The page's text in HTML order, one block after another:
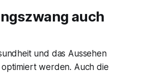
auch
und das Aussehen
werden. Auch die